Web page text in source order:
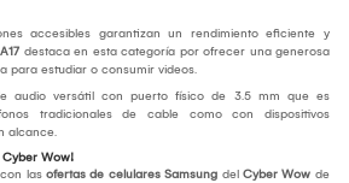
accesibles garantizan un rendimiento eficiente y
destaca en esta categoría por ofrecer una generosa
para estudiar o consumir videos.
audio versátil con puerto físico de 3.5 mm que es
tradicionales de cable como con dispositivos
alcance.
Cyber Wow!
las ofertas de celulares Samsung del Cyber Wow de